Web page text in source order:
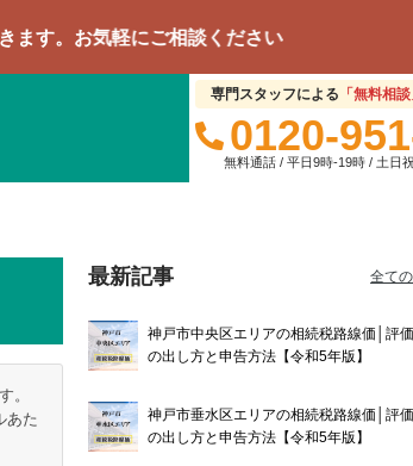
ご相談ください
専門スタッフによる 「無料相談
0120-
無料通話 / 平日9時-19時 / 土日
。
あた
最新記事 全て
神戸市中央区エリアの相続税路線価│評
の出し方と申告方法【令和5年版】
神戸市垂水区エリアの相続税路線価│評
の出し方と申告方法【令和5年版】